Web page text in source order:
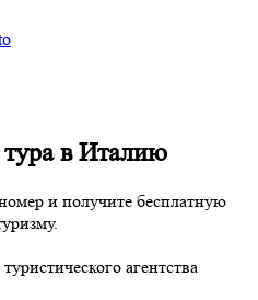
в Италию
и получите бесплатную
агентства